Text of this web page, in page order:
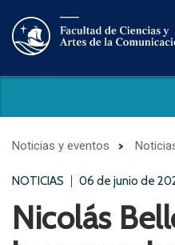
Noticias y eventos
NOTICIAS 06 de junio de
Nicolás